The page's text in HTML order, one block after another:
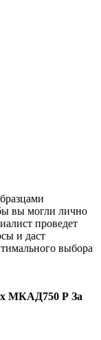
вы могли лично
проведет
и даст
выбора
МКАД750 Р За